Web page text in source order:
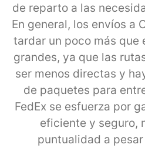
de reparto a las
En general, los envíos a
tardar un poco más que
grandes, ya que las
ser menos directas y
de paquetes para
FedEx se esfuerza por
eficiente y seguro,
puntualidad a